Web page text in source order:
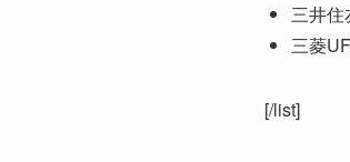
三井
三菱
[/list]